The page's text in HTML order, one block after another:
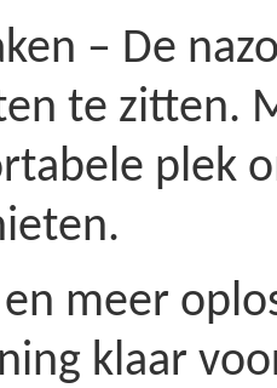
– De
te zitten.
plek
meer
klaar